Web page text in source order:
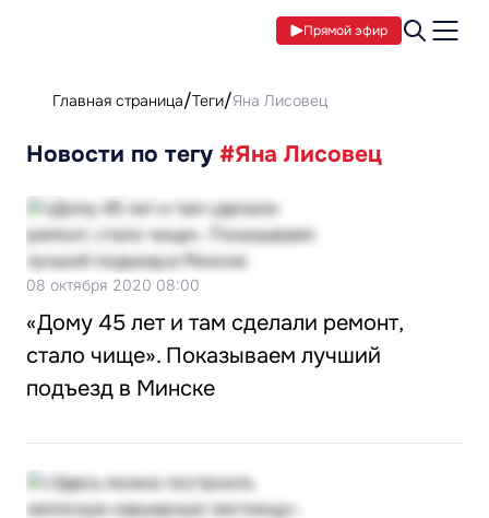
Прямой эфир
Главная страница Теги Яна Лисовец
Новости по тегу #Яна Лисовец
08 октября 2020 08:00
«Дому 45 лет и там сделали ремонт,
стало чище». Показываем лучший
подъезд в Минске